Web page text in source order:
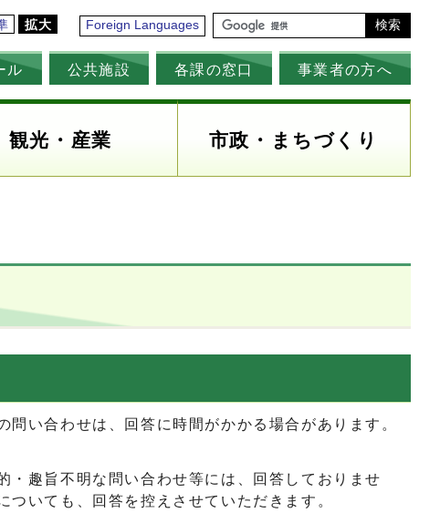
拡大 Foreign Languages 検索
ル 公共施設 各課の窓口 事業者の方へ
観光・産業 市政・まちづくり
い合わせは、回答に時間がかかる場合があります。
・趣旨不明な問い合わせ等には、回答しておりませ
いても、回答を控えさせていただきます。